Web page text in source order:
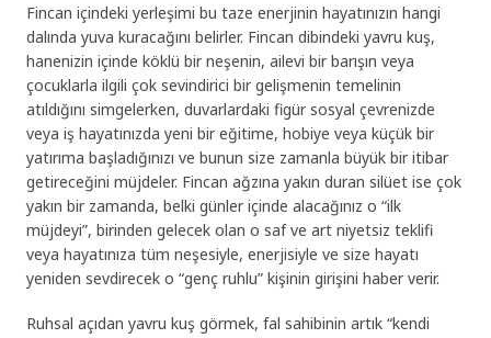
Fincan içindeki yerleşimi bu taze enerjinin hayatınızın hangi
dalında yuva kuracağını belirler. Fincan dibindeki yavru kuş,
hanenizin içinde köklü bir neşenin, ailevi bir barışın veya
çocuklarla ilgili çok sevindirici bir gelişmenin temelinin
atıldığını simgelerken, duvarlardaki figür sosyal çevrenizde
veya iş hayatınızda yeni bir eğitime, hobiye veya küçük bir
yatırıma başladığınızı ve bunun size zamanla büyük bir itibar
getireceğini müjdeler. Fincan ağzına yakın duran silüet ise çok
yakın bir zamanda, belki günler içinde alacağınız o “ilk
müjdeyi”, birinden gelecek olan o saf ve art niyetsiz teklifi
veya hayatınıza tüm neşesiyle, enerjisiyle ve size hayatı
yeniden sevdirecek o “genç ruhlu” kişinin girişini haber verir.
Ruhsal açıdan yavru kuş görmek, fal sahibinin artık “kendi